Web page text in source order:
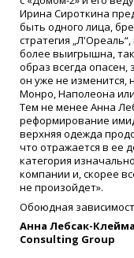
Ирина Сироткина
быть одного лица,
стратегия
более выигрышна,
образ всегда опасен,
он уже не изменится,
Монро, Наполеона
Тем не менее Анна
реформирование
верхняя одежда
что отражается в ее
категория
компании и, скорее
не произойдет».
Обоюдная
Анна Лебсак-
Consulting Group